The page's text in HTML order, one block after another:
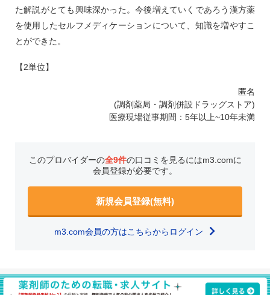
た解説がとても興味深かった。今後増えていくであろう漢方薬
を使用したセルフメディケーションについて、知識を増やすこ
とができた。
【2単位】
匿名
(調剤薬局・調剤併設ドラッグストア)
医療現場従事期間：5年以上~10年未満
このプロバイダーの全9件の口コミを見るにはm3.comに
会員登録が必要です。
新規会員登録(無料)
m3.com会員の方はこちらからログイン